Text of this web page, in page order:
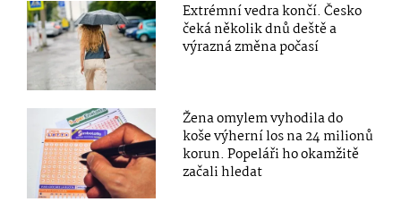
Extrémní vedra končí. Česko
čeká několik dnů deště a
výrazná změna počasí
Žena omylem vyhodila do
koše výherní los na 24 milionů
korun. Popeláři ho okamžitě
začali hledat